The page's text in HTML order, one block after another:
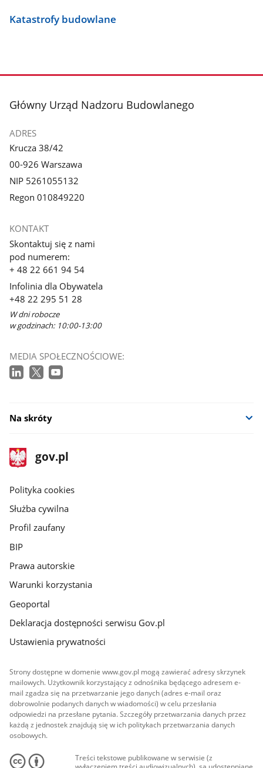
Katastrofy budowlane
stopka
Główny Urząd Nadzoru Budowlanego
ADRES
Krucza 38/42
00-926 Warszawa
NIP 5261055132
Regon 010849220
KONTAKT
Skontaktuj się z nami
pod numerem:
+ 48 22 661 94 54
Infolinia dla Obywatela
+48 22 295 51 28
W dni robocze
w godzinach: 10:00-13:00
MEDIA SPOŁECZNOŚCIOWE:
Na skróty
stopka
gov.pl
Strona
gov.pl
gov.pl
Polityka cookies
Służba cywilna
Profil zaufany
BIP
Prawa autorskie
Warunki korzystania
Geoportal
Deklaracja dostępności serwisu Gov.pl
Ustawienia prywatności
Strony dostępne w domenie www.gov.pl mogą zawierać adresy skrzynek
mailowych. Użytkownik korzystający z odnośnika będącego adresem e-
mail zgadza się na przetwarzanie jego danych (adres e-mail oraz
dobrowolnie podanych danych w wiadomości) w celu przesłania
odpowiedzi na przesłane pytania. Szczegóły przetwarzania danych przez
każdą z jednostek znajdują się w ich politykach przetwarzania danych
osobowych.
Treści tekstowe publikowane w serwisie (z